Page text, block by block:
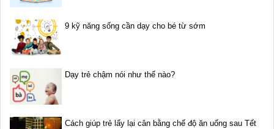
9 kỹ năng sống cần dạy cho bé từ sớm
Dạy trẻ chậm nói như thế nào?
Cách giúp trẻ lấy lại cân bằng chế độ ăn uống sau Tết